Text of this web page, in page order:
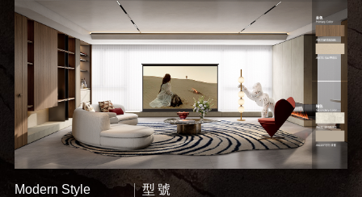
Industrial Style
型號